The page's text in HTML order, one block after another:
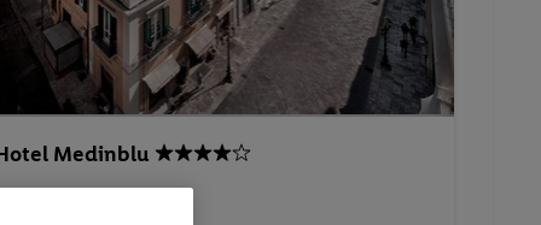
Medinblu